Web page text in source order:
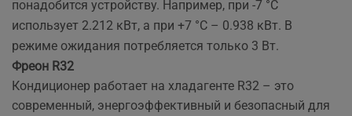
понадобится устройству. Например, при -7 °С
использует 2.212 кВт, а при +7 °С – 0.938 кВт. В
режиме ожидания потребляется только 3 Вт.
Фреон R32
Кондиционер работает на хладагенте R32 – это
современный, энергоэффективный и безопасный для